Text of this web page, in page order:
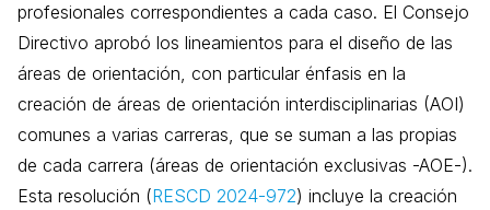
profesionales correspondientes a cada caso. El Consejo
Directivo aprobó los lineamientos para el diseño de las
áreas de orientación, con particular énfasis en la
creación de áreas de orientación interdisciplinarias (AOI)
comunes a varias carreras, que se suman a las propias
de cada carrera (áreas de orientación exclusivas -AOE-).
Esta resolución (RESCD 2024-972) incluye la creación